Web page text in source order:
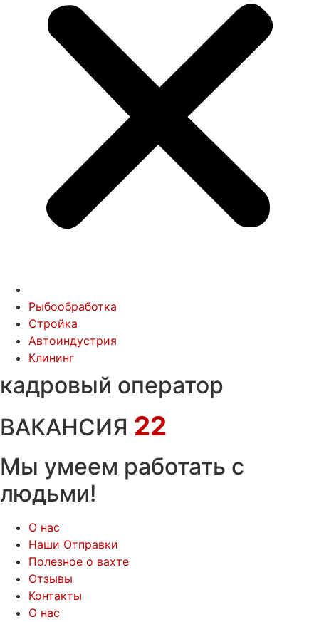
Рыбообработка
Стройка
Автоиндустрия
Клининг
кадровый оператор
ВАКАНСИЯ 22
Мы умеем работать с
людьми!
О нас
Наши Отправки
Полезное о вахте
Отзывы
Контакты
О нас